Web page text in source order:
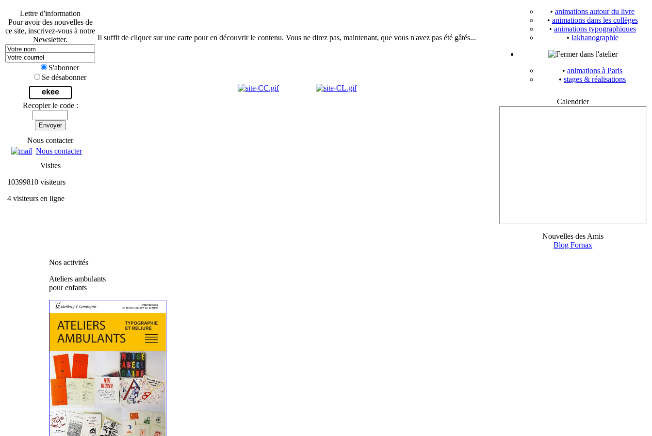
Lettre d'information
Pour avoir des nouvelles de
ce site, inscrivez-vous à notre
Newsletter.
S'abonner
Se désabonner
ekee
Recopier le code :
Envoyer
Nous contacter
Nous contacter
Visites
10399810 visiteurs
4 visiteurs en ligne
Il suffit de cliquer sur une carte pour en découvrir le contenu. Vous ne direz pas, maintenant, que vous n'avez pas été gâtés...
• animations autour du livre
• animations dans les collèges
• animations typographiques
• lakhanographie
dans l'atelier
• animations à Paris
• stages & réalisations
Calendrier
Nouvelles des Amis
Blog Fornax
Nos activités
Ateliers ambulants
pour enfants